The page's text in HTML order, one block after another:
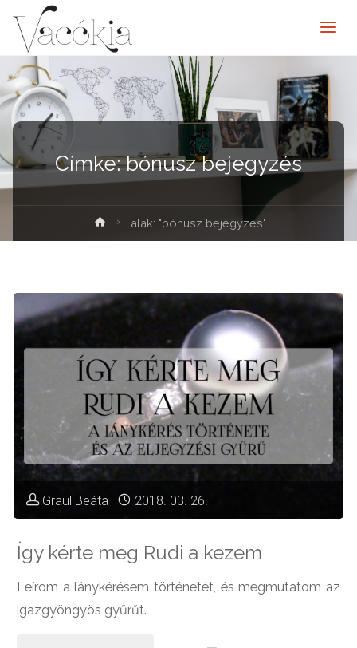
Címke:bónusz bejegyzés
elenítése
alak: "bónusz bejegyzés"
Graul Beáta 2018. 03. 26.
Így kérte meg Rudi a kezem
Leírom a lánykérésem történetét, és megmutatom az
igazgyöngyös gyűrűt.